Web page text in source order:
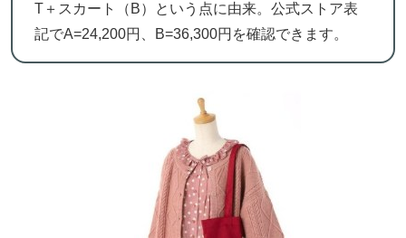
T＋スカート（B）という点に由来。公式ストア表
記でA=24,200円、B=36,300円を確認できます。